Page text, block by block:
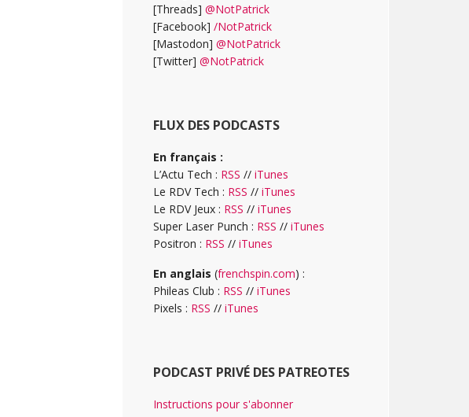
[Threads] @NotPatrick
[Facebook] /NotPatrick
[Mastodon] @NotPatrick
[Twitter] @NotPatrick
FLUX DES PODCASTS
En français :
L’Actu Tech : RSS // iTunes
Le RDV Tech : RSS // iTunes
Le RDV Jeux : RSS // iTunes
Super Laser Punch : RSS // iTunes
Positron : RSS // iTunes
En anglais (frenchspin.com) :
Phileas Club : RSS // iTunes
Pixels : RSS // iTunes
PODCAST PRIVÉ DES PATREOTES
Instructions pour s'abonner